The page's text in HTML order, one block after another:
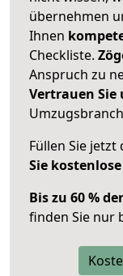
übernehmen
Ihnen
Checkliste.
Anspruch zu
Vertrauen Sie
Füllen Sie
Sie
Bis zu 60 %
finden Sie nur